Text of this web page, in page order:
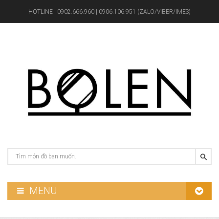
HOTLINE : 0902.666.960 | 0906.106.951 (ZALO/VIBER/IMES)
MENU